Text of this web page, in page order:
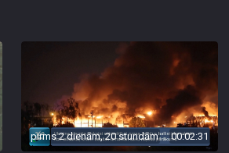
pirms 2 dienām, 20 stundām 00:02:31